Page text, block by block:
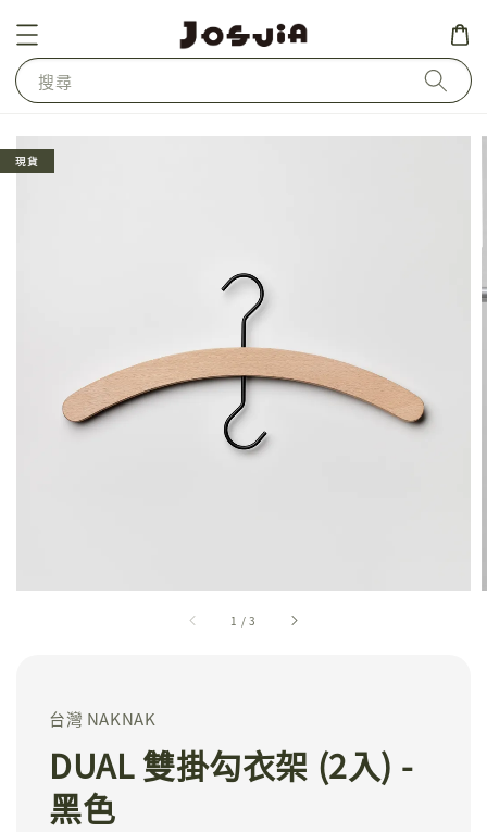
搜尋
1 /3
現貨
台灣 NAKNAK
DUAL 雙掛勾衣架 (2入) -
黑色